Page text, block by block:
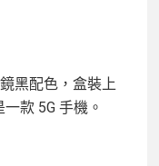
黑配色，盒裝上
款 5G 手機。